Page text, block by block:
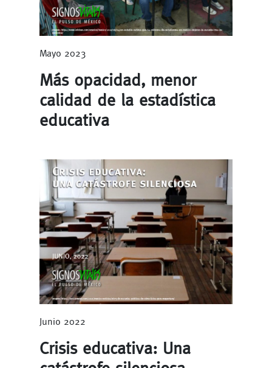
Mayo 2023
Más opacidad, menor
calidad de la estadística
educativa
Junio 2022
Crisis educativa: Una